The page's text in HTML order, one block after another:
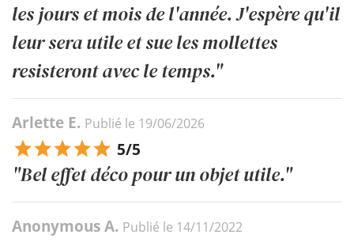
les jours et mois de l'année. J'espère qu'il
leur sera utile et sue les mollettes
resisteront avec le temps."
Arlette E. Publié le 19/06/2026
5/5
"Bel effet déco pour un objet utile."
Anonymous A. Publié le 14/11/2022